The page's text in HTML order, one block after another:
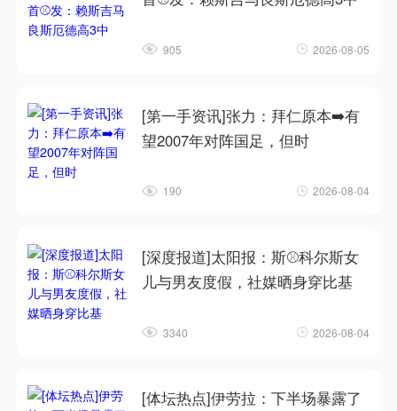
905 2026-08-05
[第一手资讯]张力：拜仁原本➡️有
望2007年对阵国足，但时
190 2026-08-04
[深度报道]太阳报：斯⚾科尔斯女
儿与男友度假，社媒晒身穿比基
3340 2026-08-04
[体坛热点]伊劳拉：下半场暴露了